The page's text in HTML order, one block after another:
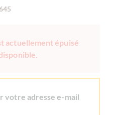
actuellement épuisé
votre adresse e-mail